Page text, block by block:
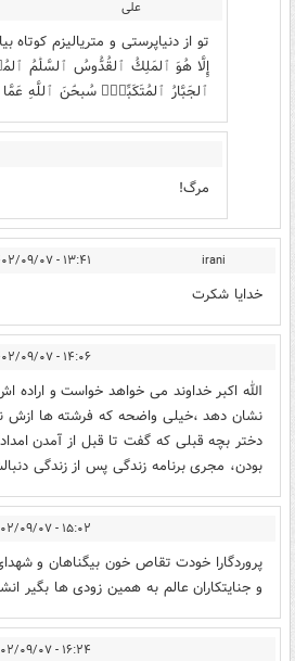
علی
تو از دنیاپرستی و متریالیزم کوتاه
إِلَّا هُوَ ٱلمَلِكُ ٱلقُدُّوسُ ٱلسَّلَٰمُ
ٱلجَبَّارُ ٱلمُتَكَبِّرُۚ سُبحَٰنَ ٱللَّهِ عَمَّا
مرگ!
irani ۱۳:۴۱ - ۱۴۰۲/۰۹/۰۷
خدایا شکرت
۱۴:۰۶ - ۱۴۰۲/۰۹/۰۷
الله اکبر خداوند می خواهد خواست و اراده
نشان دهد ،خیلی واضحه که فرشته ها ازش
دختر بچه قبلی که گفت تا قبل از آمدن
بودن، مجری برنامه زندگی پس از زندگی
۱۵:۰۲ - ۱۴۰۲/۰۹/۰۷
پروردگارا خودت تقاص خون بیگناهان و
و جنایتکاران عالم به همین زودی ها بگیر
۱۶:۲۴ - ۱۴۰۲/۰۹/۰۷